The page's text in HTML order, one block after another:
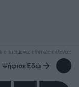
επόμενες εθνικές εκλογές;
Ψήφισε Εδώ